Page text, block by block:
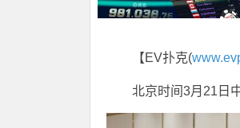
【EV扑克(
北京时间3月21日